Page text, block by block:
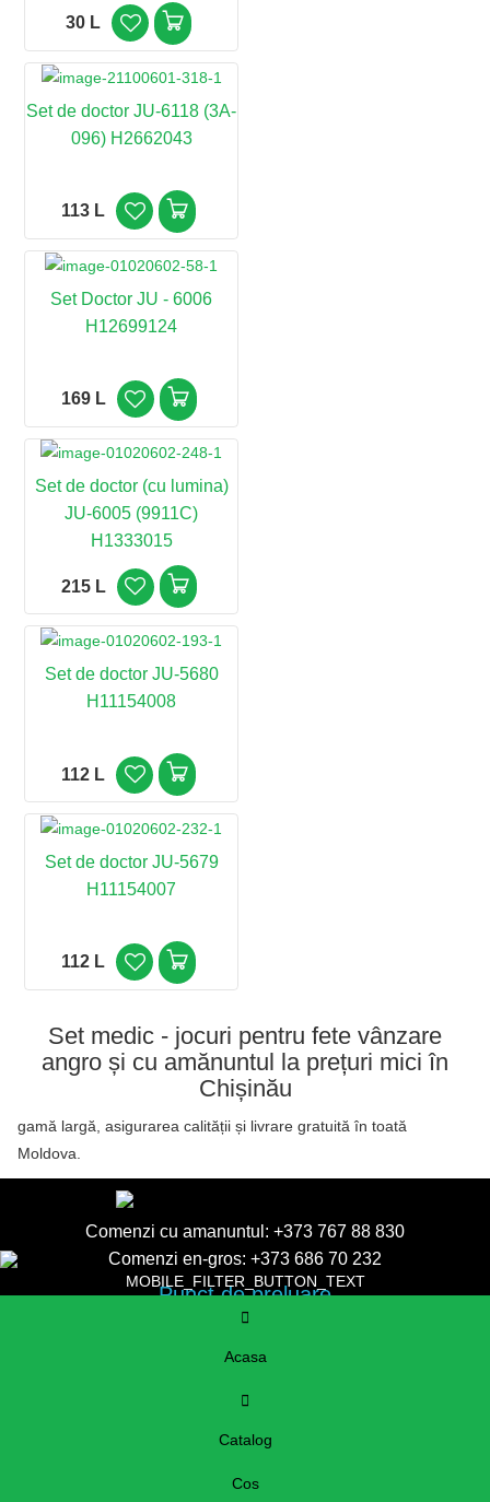
30 L
Set de doctor JU-6118 (3A-
096) H2662043
113 L
Set Doctor JU - 6006
H12699124
169 L
Set de doctor (cu lumina)
JU-6005 (9911C)
H1333015
215 L
Set de doctor JU-5680
H11154008
112 L
Set de doctor JU-5679
H11154007
112 L
Set medic - jocuri pentru fete vânzare
angro și cu amănuntul la prețuri mici în
Chișinău
gamă largă, asigurarea calității și livrare gratuită în toată
Moldova.
Comenzi cu amanuntul: +373 767 88 830
Comenzi en-gros: +373 686 70 232
Punct de preluare
Chisinau, str. Uzinelor, 137
nanasica.md@gmail.com
MOBILE_FILTER_BUTTON_TEXT
Acasa
Catalog
Cos